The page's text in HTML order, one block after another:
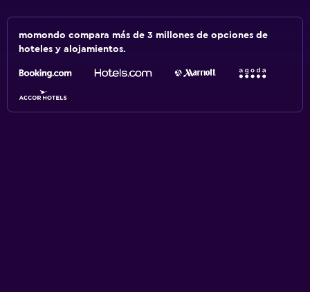
momondo compara más de 3 millones de opciones de
hoteles y alojamientos.